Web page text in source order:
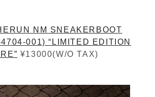
NM SNEAKERBOOT
001) “LIMITED EDITION
¥13000(W/O TAX)